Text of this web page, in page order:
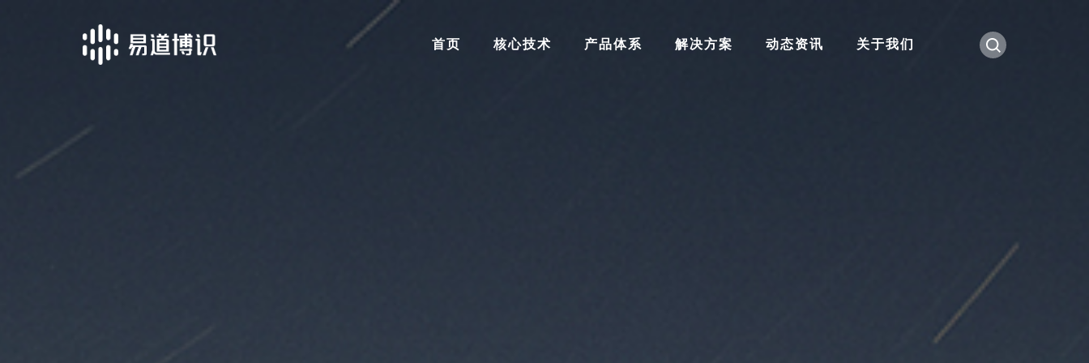
首页 核心技术 产品体系 解决方案 动态资讯 关于我们